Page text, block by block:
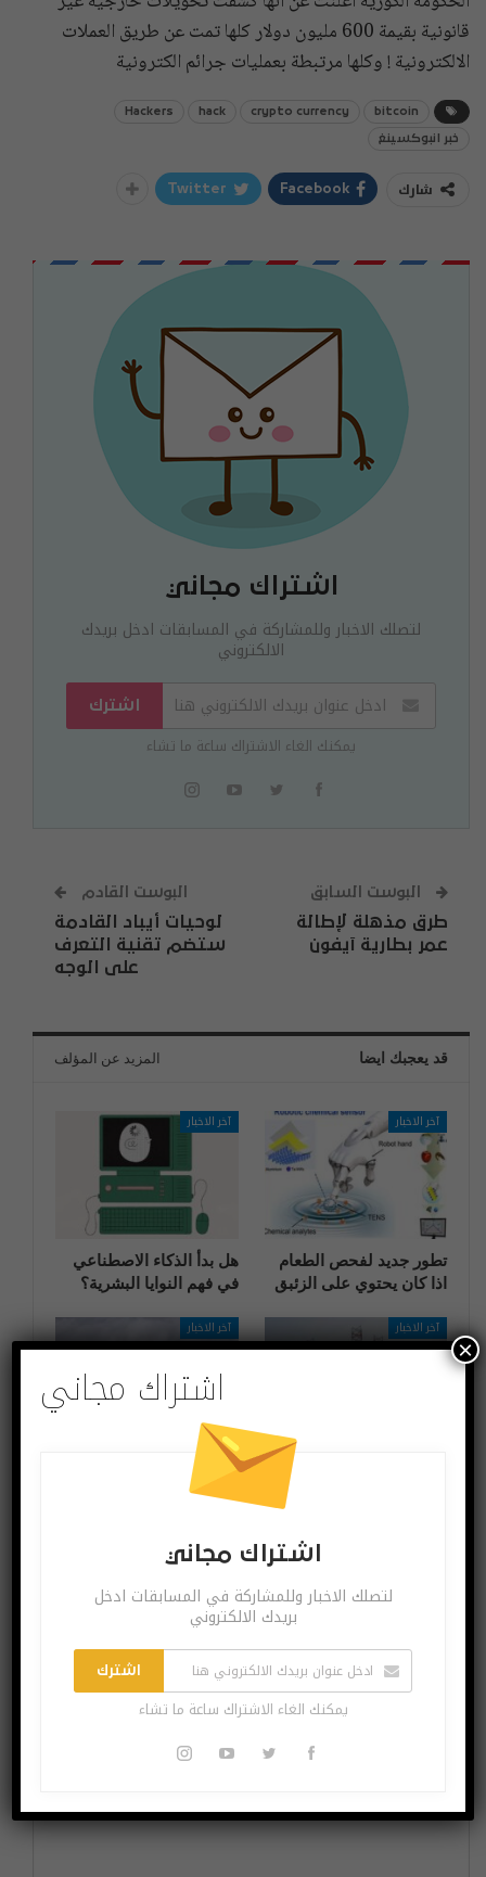
قانونية بقيمة 600 مليون دولار كلها تمت عن طريق العملات
الالكترونية ! وكلها مرتبطة بعمليات جرائم الكترونية
bitcoin
crypto currency
hack
Hackers
خبر انبوكسينغ
شارك Facebook
Twitter
اشتراك مجاني
لتصلك الاخبار وللمشاركة في المسابقات ادخل بريدك
الالكتروني
اشترك
يمكنك الغاء الاشتراك ساعة ما تشاء
البوست السابق
طرق مذهلة لإطالة
عمر بطارية آيفون
البوست القادم
لوحيات أيباد القادمة
ستضم تقنية التعرف
على الوجه
قد يعجبك ايضا المزيد عن المؤلف
آخر الاخبار
تطور جديد لفحص الطعام
اذا كان يحتوي على الزئبق
آخر الاخبار
هل بدأ الذكاء الاصطناعي
في فهم النوايا البشرية؟
آخر الاخبار
السفينة التي يبلغ ارتفاعها
أعلى من برج إيفل ستبني
آخر الاخبار
هل سنشهد يومًا رحلات
طيران تجارية بدون طيارين
لن يتم نشر عنوان بريدك الإلكتروني.
اشتراك مجاني
اشتراك مجاني
لتصلك الاخبار وللمشاركة في المسابقات ادخل
بريدك الالكتروني
اشترك
يمكنك الغاء الاشتراك ساعة ما تشاء
×